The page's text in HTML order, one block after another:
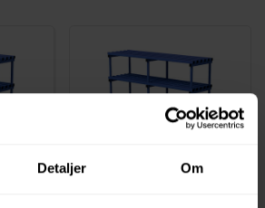
Detaljer Om
2216S2000-600L4